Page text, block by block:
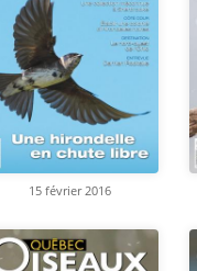
15 février 2016